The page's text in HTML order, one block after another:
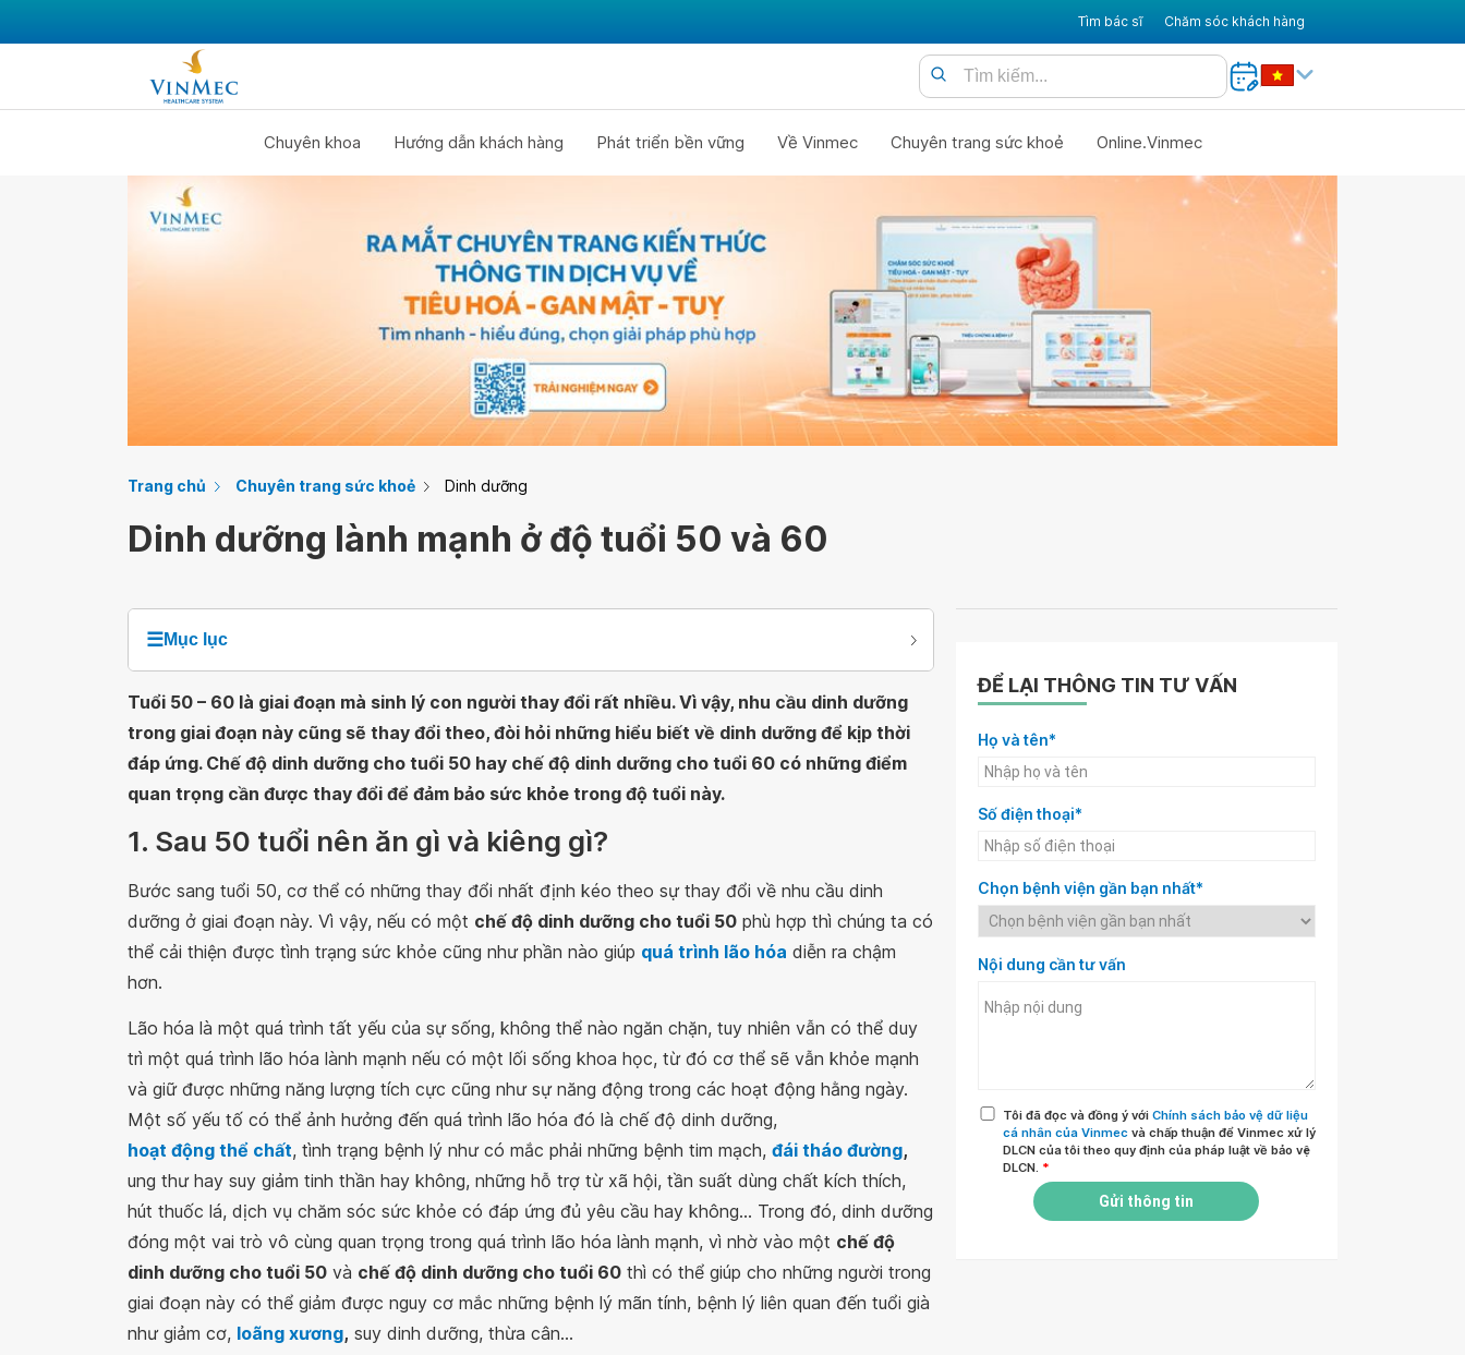
Tìm bác sĩ Chăm sóc khách hàng
Chuyên khoa Hướng dẫn khách hàng Phát triển bền vững Về Vinmec Chuyên trang sức khoẻ Online.Vinmec
Trang chủ Chuyên trang sức khoẻ Dinh dưỡng
Dinh dưỡng lành mạnh ở độ tuổi 50 và 60
☰Mục lục
Tuổi 50 – 60 là giai đoạn mà sinh lý con người thay đổi rất nhiều. Vì vậy, nhu cầu dinh dưỡng
trong giai đoạn này cũng sẽ thay đổi theo, đòi hỏi những hiểu biết về dinh dưỡng để kịp thời
đáp ứng. Chế độ dinh dưỡng cho tuổi 50 hay chế độ dinh dưỡng cho tuổi 60 có những điểm
quan trọng cần được thay đổi để đảm bảo sức khỏe trong độ tuổi này.
1. Sau 50 tuổi nên ăn gì và kiêng gì?
Bước sang tuổi 50, cơ thể có những thay đổi nhất định kéo theo sự thay đổi về nhu cầu dinh
dưỡng ở giai đoạn này. Vì vậy, nếu có một chế độ dinh dưỡng cho tuổi 50 phù hợp thì chúng ta có
thể cải thiện được tình trạng sức khỏe cũng như phần nào giúp quá trình lão hóa diễn ra chậm
hơn.
Lão hóa là một quá trình tất yếu của sự sống, không thể nào ngăn chặn, tuy nhiên vẫn có thể duy
trì một quá trình lão hóa lành mạnh nếu có một lối sống khoa học, từ đó cơ thể sẽ vẫn khỏe mạnh
và giữ được những năng lượng tích cực cũng như sự năng động trong các hoạt động hằng ngày.
Một số yếu tố có thể ảnh hưởng đến quá trình lão hóa đó là chế độ dinh dưỡng,
hoạt động thể chất, tình trạng bệnh lý như có mắc phải những bệnh tim mạch, đái tháo đường,
ung thư hay suy giảm tinh thần hay không, những hỗ trợ từ xã hội, tần suất dùng chất kích thích,
hút thuốc lá, dịch vụ chăm sóc sức khỏe có đáp ứng đủ yêu cầu hay không... Trong đó, dinh dưỡng
đóng một vai trò vô cùng quan trọng trong quá trình lão hóa lành mạnh, vì nhờ vào một chế độ
dinh dưỡng cho tuổi 50 và chế độ dinh dưỡng cho tuổi 60 thì có thể giúp cho những người trong
giai đoạn này có thể giảm được nguy cơ mắc những bệnh lý mãn tính, bệnh lý liên quan đến tuổi già
như giảm cơ, loãng xương, suy dinh dưỡng, thừa cân...
ĐỂ LẠI THÔNG TIN TƯ VẤN
Họ và tên*
Số điện thoại*
Chọn bệnh viện gần bạn nhất*
Nội dung cần tư vấn
Tôi đã đọc và đồng ý với Chính sách bảo vệ dữ liệu
cá nhân của Vinmec và chấp thuận để Vinmec xử lý
DLCN của tôi theo quy định của pháp luật về bảo vệ
DLCN. *
Gửi thông tin